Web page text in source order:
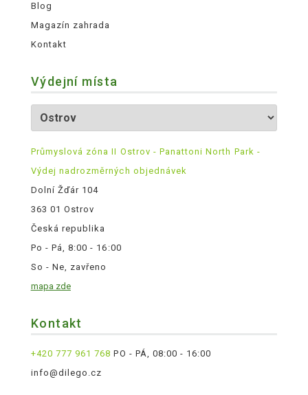
Blog
Magazín zahrada
Kontakt
Výdejní místa
Průmyslová zóna II Ostrov - Panattoni North Park -
Výdej nadrozměrných objednávek
Dolní Žďár 104
363 01 Ostrov
Česká republika
Po - Pá, 8:00 - 16:00
So - Ne, zavřeno
mapa zde
Kontakt
+420 777 961 768 PO - PÁ, 08:00 - 16:00
info@dilego.cz